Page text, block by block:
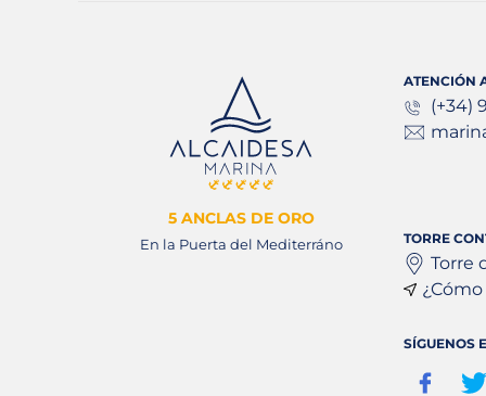
5 ANCLAS DE ORO
En la Puerta del Mediterráno
ATENCIÓN
(+34)
TORRE
Torre
SÍGUENOS